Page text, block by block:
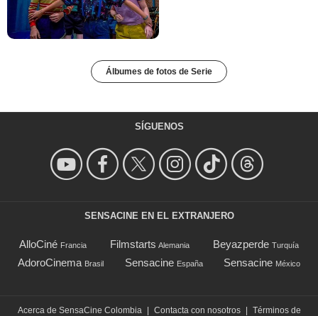
Álbumes de fotos de Serie
SÍGUENOS
SENSACINE EN EL EXTRANJERO
AlloCiné Francia Filmstarts Alemania Beyazperde Turquía
AdoroCinema Brasil Sensacine España Sensacine México
Acerca de SensaCine Colombia Contacta con nosotros Términos de